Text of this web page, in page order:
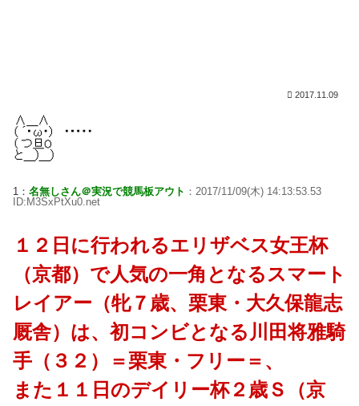
2017.11.09
1： 名無しさん＠実況で競馬板アウト ：2017/11/09(木) 14:13:53.53
ID:M3SxPtXu0.net
１２日に行われるエリザベス女王杯
（京都）で人気の一角となるスマート
レイアー（牝７歳、栗東・大久保龍志
厩舎）は、初コンビとなる川田将雅騎
手（３２）＝栗東・フリー＝、
また１１日のデイリー杯２歳Ｓ（京